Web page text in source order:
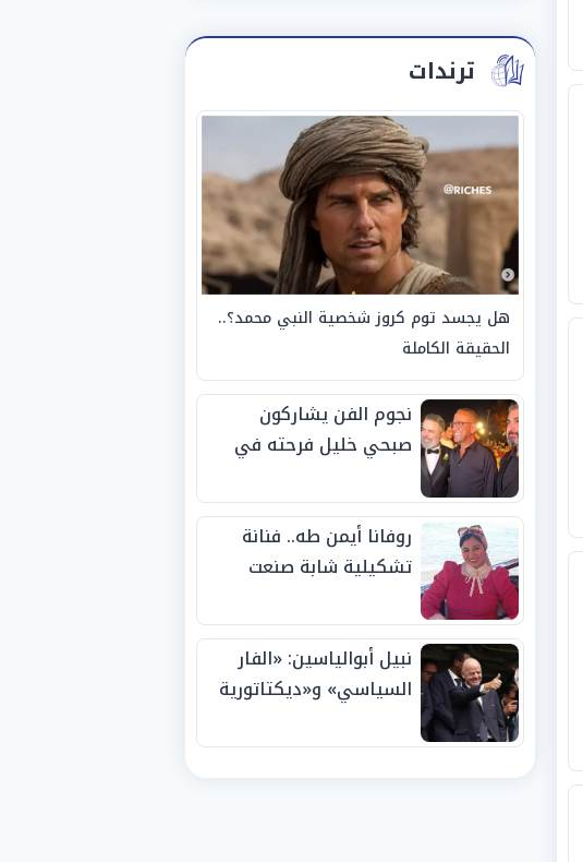
ترندات
هل يجسد توم كروز شخصية النبي محمد؟..
الحقيقة الكاملة
نجوم الفن يشاركون
صبحي خليل فرحته في
روفانا أيمن طه.. فنانة
تشكيلية شابة صنعت
الجوائز منذ الصغر
نبيل أبوالياسين: «الفار
السياسي» و«ديكتاتورية
الفيفا».. وإقالة